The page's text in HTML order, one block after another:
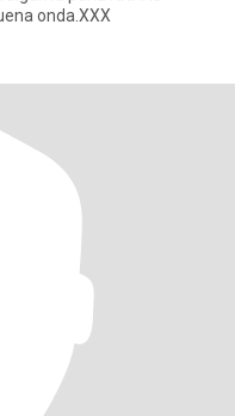
onda.XXX